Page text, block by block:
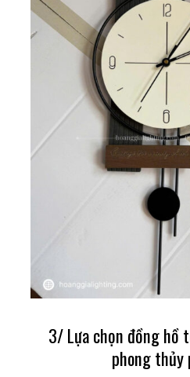
3/ Lựa chọn đồng hồ
phong thủy